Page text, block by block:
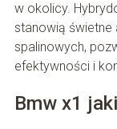
w okolicy.
stanowią świetne
spalinowych,
efektywności i
Bmw x1